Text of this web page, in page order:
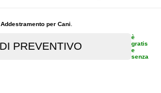
Addestramento per Cani
è
gratis
e
senza